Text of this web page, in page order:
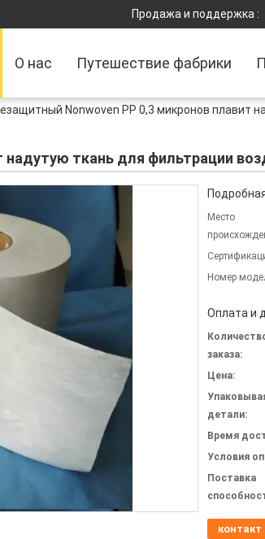
Продажа и поддержка :
О нас Путешествие фабрики
Nonwoven PP 0,3 микронов плавит
ткань для фильтрации
Место
Номер
Оплата и
заказа:
Цена:
детали:
Время
Условия
Поставка
контакт